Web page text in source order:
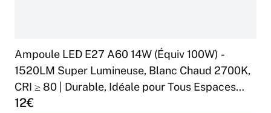
Ampoule LED E27 A60 14W (Équiv 100W) -
1520LM Super Lumineuse, Blanc Chaud 2700K,
CRI ≥ 80 | Durable, Idéale pour Tous Espaces
Intérieurs
12€